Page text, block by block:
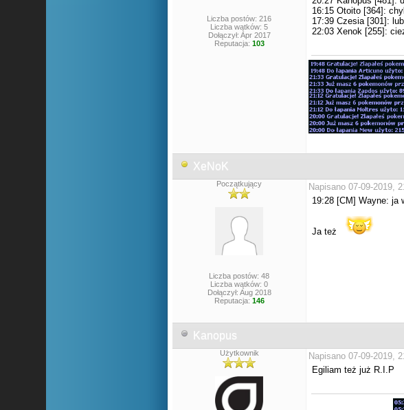
Liczba postów: 216
Liczba wątków: 5
Dołączył: Apr 2017
Reputacja: 103
16:15 Otoito [364]:
17:39 Czesia [301]:
22:03 Xenok [255]:
XeNoK
Początkujący
Liczba postów: 48
Liczba wątków: 0
Dołączył: Aug 2018
Reputacja: 146
Napisano 07-09-2019,
19:28 [CM] Wayne: ja
Ja też
Kanopus
Użytkownik
Napisano 07-09-2019,
Egiliam też już R.I.P